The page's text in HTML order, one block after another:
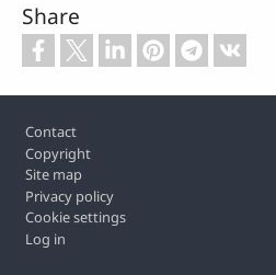
Share
Footer
Contact
Copyright
Site map
Privacy policy
Cookie settings
Log in